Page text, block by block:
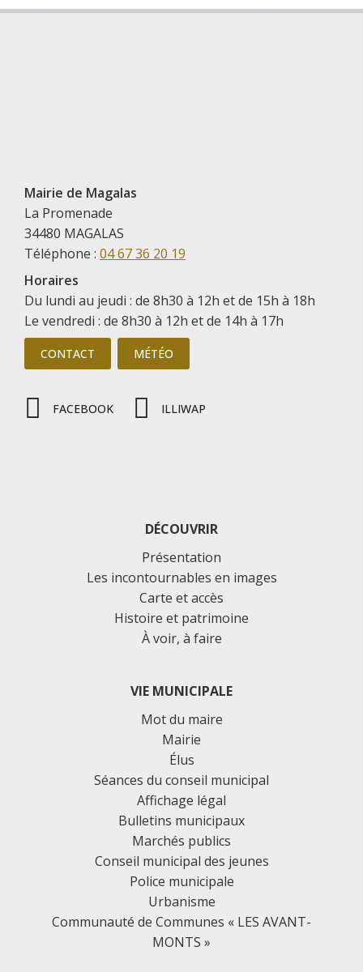
Mairie de Magalas
La Promenade
34480 MAGALAS
Téléphone : 04 67 36 20 19
Horaires
Du lundi au jeudi : de 8h30 à 12h et de 15h à 18h
Le vendredi : de 8h30 à 12h et de 14h à 17h
CONTACT MÉTÉO
FACEBOOK ILLIWAP
DÉCOUVRIR
Présentation
Les incontournables en images
Carte et accès
Histoire et patrimoine
À voir, à faire
VIE MUNICIPALE
Mot du maire
Mairie
Élus
Séances du conseil municipal
Affichage légal
Bulletins municipaux
Marchés publics
Conseil municipal des jeunes
Police municipale
Urbanisme
Communauté de Communes « LES AVANT-
MONTS »